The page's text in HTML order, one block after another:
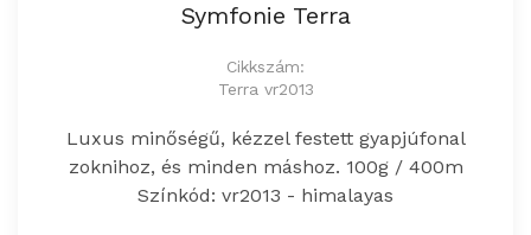
Symfonie Terra
Cikkszám:
Terra vr2013
Luxus minőségű, kézzel festett gyapjúfonal
zoknihoz, és minden máshoz. 100g / 400m
Színkód: vr2013 - himalayas